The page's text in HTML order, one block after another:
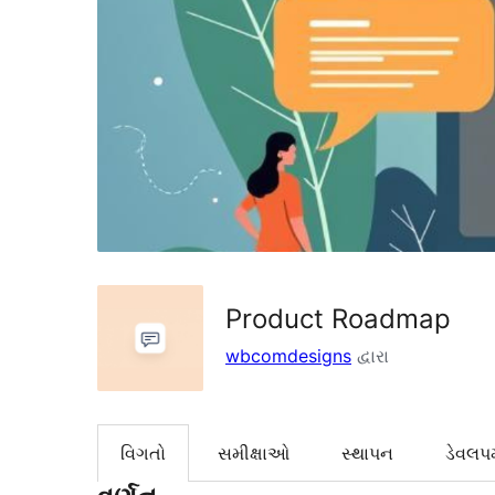
Product Roadmap
wbcomdesigns દ્વારા
વિગતો સમીક્ષાઓ સ્થાપન